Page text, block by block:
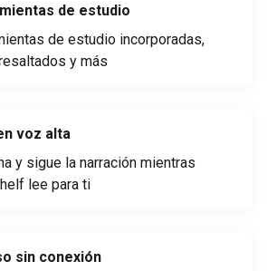
de estudio
de estudio incorporadas,
y más
voz alta
y sigue la narración mientras
lee para ti
sin conexión